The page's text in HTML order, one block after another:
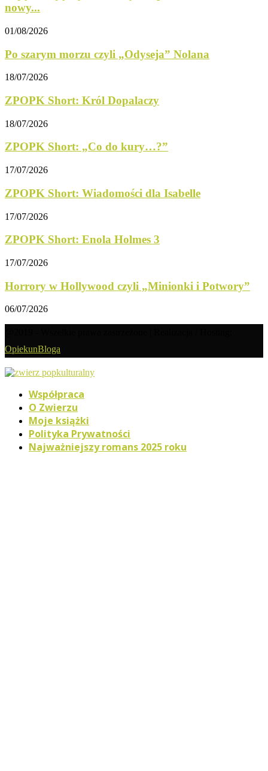
nowy...
01/08/2026
Po szarym morzu czyli „Odyseja” Nolana
18/07/2026
ZPOPK Short: Król Dopalaczy
18/07/2026
ZPOPK Short: „Co do kury…?”
17/07/2026
ZPOPK Short: Wiadomości dla Isabelle
17/07/2026
ZPOPK Short: Enola Holmes 3
17/07/2026
Horrory w Hollywood czyli „Minionki i Potwory”
06/07/2026
OpiekunBloga
Współpraca
O Zwierzu
Moje książki
Polityka Prywatności
Najważniejszy romans 2025 roku